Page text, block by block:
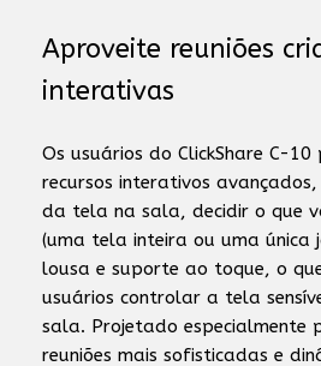
Aproveite reuniões
interativas
Os usuários do ClickShare C-
recursos interativos
da tela na sala, decidir o que
(uma tela inteira ou uma única
lousa e suporte ao toque, o
usuários controlar a tela
sala. Projetado especialmente
reuniões mais sofisticadas e